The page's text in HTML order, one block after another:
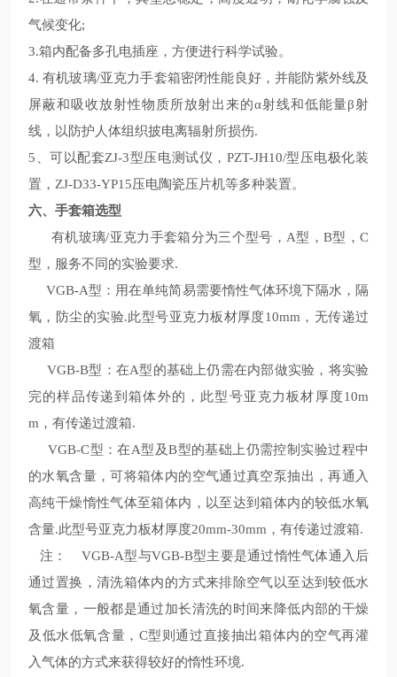
气候变化;
3.箱内配备多孔电插座，方便进行科学试验。
4. 有机玻璃/亚克力手套箱密闭性能良好，并能防紫外线及
屏蔽和吸收放射性物质所放射出来的α射线和低能量β射
线，以防护人体组织披电离辐射所损伤.
5、可以配套ZJ-3型压电测试仪， PZT-JH10/型压电极化装
置，ZJ-D33-YP15压电陶瓷压片机等多种装置。
六、手套箱选型
有机玻璃/亚克力手套箱分为三个型号， A型，B型，C
型，服务不同的实验要求.
VGB-A型：用在单纯简易需要惰性气体环境下隔水，隔
氧，防尘的实验.此型号亚克力板材厚度10mm ，无传递过
渡箱
VGB-B型：在A型的基础上仍需在内部做实验，将实验
完的样品传递到箱体外的，此型号亚克力板材厚度10m
m ，有传递过渡箱.
VGB-C型：在A型及B型的基础上仍需控制实验过程中
的水氧含量，可将箱体内的空气通过真空泵抽出，再通入
高纯干燥惰性气体至箱体内，以至达到箱体内的较低水氧
含量.此型号亚克力板材厚度20mm-30mm ，有传递过渡箱.
注： VGB-A型与VGB-B型主要是通过惰性气体通入后
通过置换，清洗箱体内的方式来排除空气以至达到较低水
氧含量，一般都是通过加长清洗的时间来降低内部的干燥
及低水低氧含量， C型则通过直接抽出箱体内的空气再灌
入气体的方式来获得较好的惰性环境.